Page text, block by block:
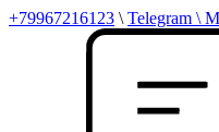
+79967216123 \ Telegram \